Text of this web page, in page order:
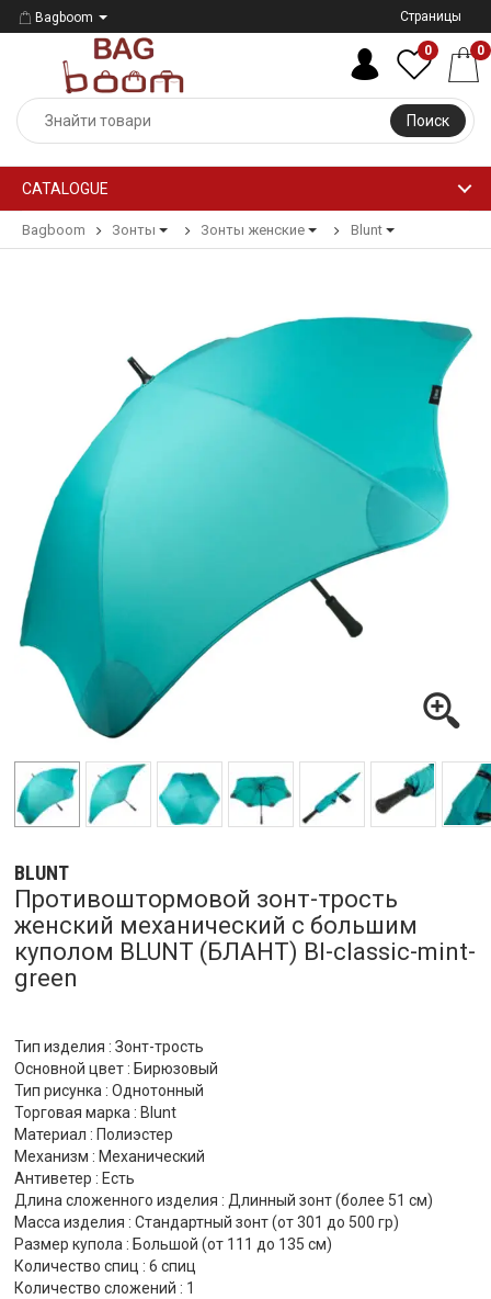
Bagboom Страницы
Поиск
0 0
CATALOGUE
Bagboom Зонты Зонты женские Blunt
BLUNT
Противоштормовой зонт-трость
женский механический с большим
куполом BLUNT (БЛАНТ) Bl-classic-mint-
green
Тип изделия : Зонт-трость
Основной цвет : Бирюзовый
Тип рисунка : Однотонный
Торговая марка : Blunt
Материал : Полиэстер
Механизм : Механический
Антиветер : Есть
Длина сложенного изделия : Длинный зонт (более 51 см)
Масса изделия : Стандартный зонт (от 301 до 500 гр)
Размер купола : Большой (от 111 до 135 см)
Количество спиц : 6 спиц
Количество сложений : 1